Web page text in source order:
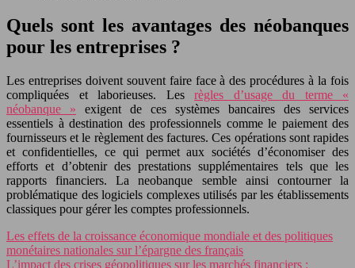
Quels sont les avantages des néobanques
pour les entreprises ?
Les entreprises doivent souvent faire face à des procédures à la fois
compliquées et laborieuses. Les règles d’usage du terme «
néobanque » exigent de ces systèmes bancaires des services
essentiels à destination des professionnels comme le paiement des
fournisseurs et le règlement des factures. Ces opérations sont rapides
et confidentielles, ce qui permet aux sociétés d’économiser des
efforts et d’obtenir des prestations supplémentaires tels que les
rapports financiers. La neobanque semble ainsi contourner la
problématique des logiciels complexes utilisés par les établissements
classiques pour gérer les comptes professionnels.
Les effets de la croissance économique mondiale et des politiques
monétaires nationales sur l’épargne des français
L’impact des crises géopolitiques sur les marchés financiers :